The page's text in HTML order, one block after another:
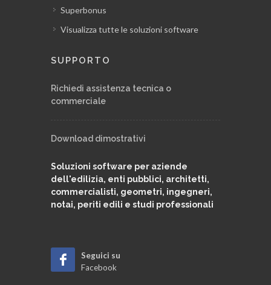
finale
generica
sottomissione della perizia
Quadri di raffronto e perizie di variante
Quadro economico di contabilità
Superbonus
Visualizza tutte le soluzioni software
SUPPORTO
Richiedi assistenza tecnica o
commerciale
Download dimostrativi
Soluzioni software per aziende
dell'edilizia, enti pubblici, architetti,
commercialisti, geometri, ingegneri,
notai, periti edili e studi professionali
Seguici su
Facebook